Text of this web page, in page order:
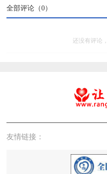
全部评论（0）
还没有评论
友情链接：